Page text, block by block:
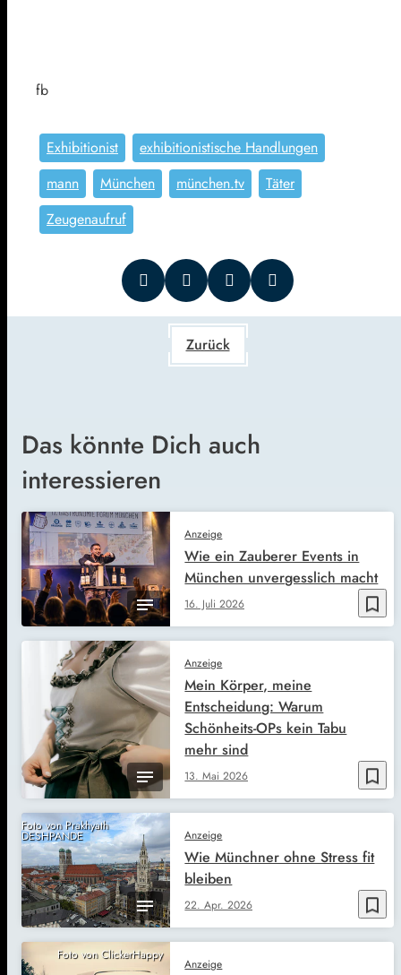
fb
Exhibitionist
exhibitionistische Handlungen
mann
München münchen.tv
Täter
Zeugenaufruf
Zurück
Das könnte Dich auch
interessieren
bookmark_border
Anzeige
16. Juli 2026
Wie ein Zauberer Events in
München unvergesslich macht
bookmark_border
Anzeige
13. Mai 2026
Mein Körper, meine
Entscheidung: Warum
Schönheits-OPs kein Tabu
mehr sind
Foto von Prakhyath
DESHPANDE
bookmark_border
Anzeige
22. Apr. 2026
Wie Münchner ohne Stress fit
bleiben
Foto von ClickerHappy
Anzeige